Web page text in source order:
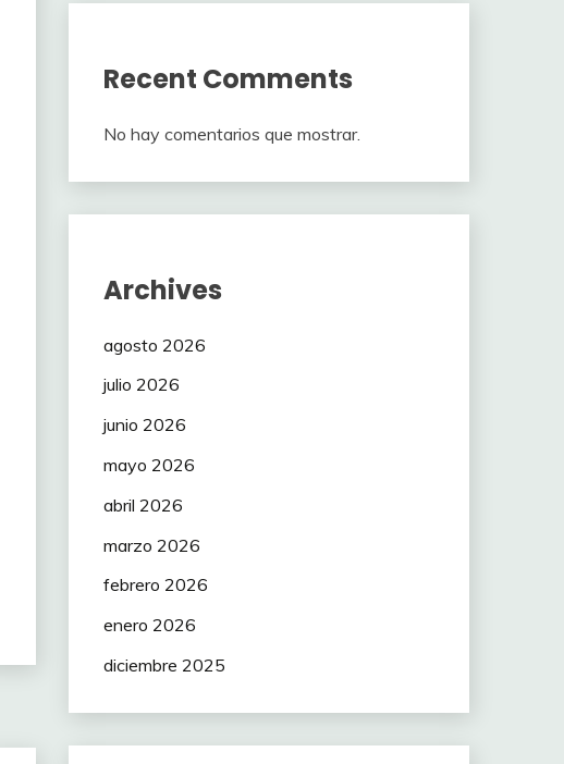
Recent Comments
No hay comentarios que mostrar.
Archives
agosto 2026
julio 2026
junio 2026
mayo 2026
abril 2026
marzo 2026
febrero 2026
enero 2026
diciembre 2025